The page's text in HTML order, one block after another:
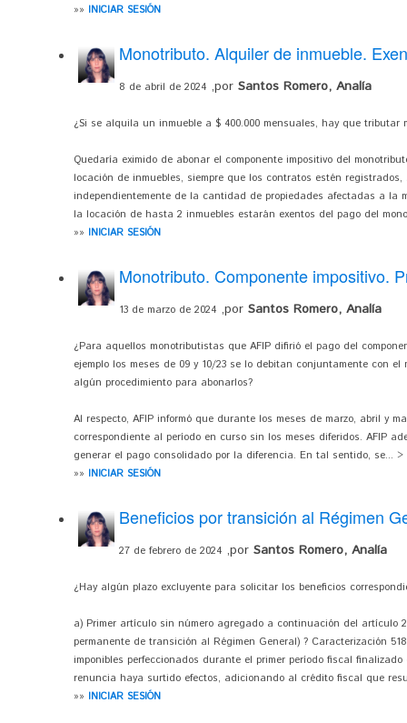
»» INICIAR SESIÓN
Monotributo. Alquiler de inmueble.
8 de abril de 2024 ,por Santos Romero, Analía
¿Si se alquila un inmueble a $ 400.000 mensuales, hay que
Quedaría eximido de abonar el componente impositivo del
locación de inmuebles, siempre que los contratos estén
independientemente de la cantidad de propiedades afectadas a la
la locación de hasta 2 inmuebles estarán exentos del pago del
»» INICIAR SESIÓN
Monotributo. Componente impositivo.
13 de marzo de 2024 ,por Santos Romero, Analía
¿Para aquellos monotributistas que AFIP difirió el pago del
ejemplo los meses de 09 y 10/23 se lo debitan conjuntamente con
algún procedimiento para abonarlos?
Al respecto, AFIP informó que durante los meses de marzo, abril y
correspondiente al período en curso sin los meses diferidos. AFIP
generar el pago consolidado por la diferencia. En tal sentido, se... >
»» INICIAR SESIÓN
Beneficios por transición al Régimen
27 de febrero de 2024 ,por Santos Romero, Analía
¿Hay algún plazo excluyente para solicitar los beneficios
a) Primer artículo sin número agregado a continuación del artículo
permanente de transición al Régimen General) ? Caracterización
imponibles perfeccionados durante el primer período fiscal
renuncia haya surtido efectos, adicionando al crédito fiscal que
»» INICIAR SESIÓN